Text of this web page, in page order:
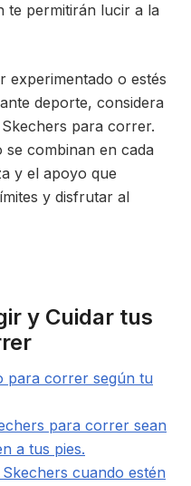
te permitirán lucir a la
experimentado o estés
deporte, considera
para correr.
combinan en cada
y el apoyo que
y disfrutar al
y Cuidar tus
para correr según tu
para correr sean
a tus pies.
cuando estén